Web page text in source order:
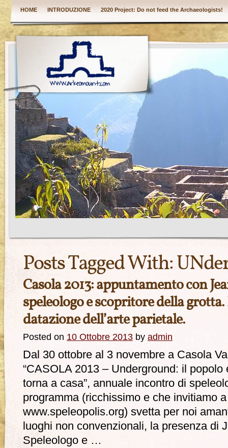
HOME INTRODUZIONE 2020 Project: Do not feed the Archaeologists!
Posts Tagged With:
Casola 2013: appuntamento con
speleologo e scopritore della
datazione dell’arte parietale.
Posted on 10 Ottobre 2013 by admin
Dal 30 ottobre al 3 novembre a Casola
“CASOLA 2013 – Underground: il
torna a casa”, annuale incontro di
programma (ricchissimo e che invitiamo
www.speleopolis.org) svetta per noi
luoghi non convenzionali, la presenza di
Speleologo e …